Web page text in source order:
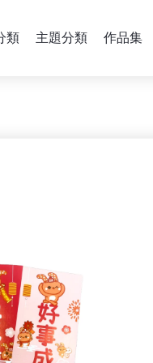
類 主題分類 作品集